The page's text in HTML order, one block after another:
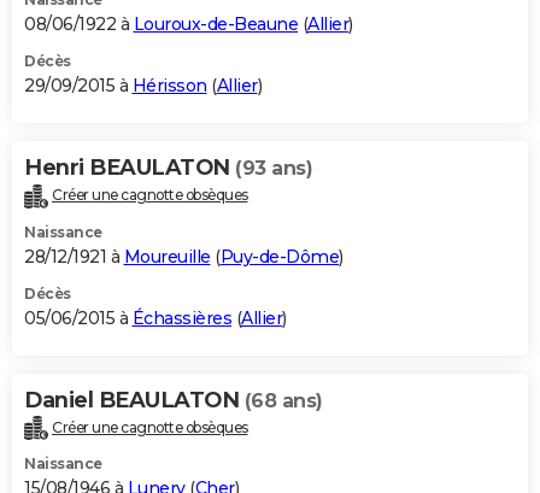
08/06/1922 à Louroux-de-Beaune (Allier)
Décès
29/09/2015 à Hérisson (Allier)
Henri BEAULATON (93 ans)
Créer une cagnotte obsèques
Naissance
28/12/1921 à Moureuille (Puy-de-Dôme)
Décès
05/06/2015 à Échassières (Allier)
Daniel BEAULATON (68 ans)
Créer une cagnotte obsèques
Naissance